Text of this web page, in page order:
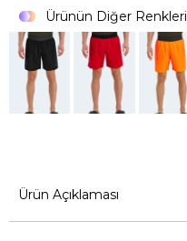
Ürünün Diğer Renkleri
Ürün Açıklaması